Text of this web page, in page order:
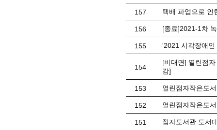
157 택배 파업으로 인
156 [종료]2021-1차
155 '2021 시각장애
154
[비대면] 열린점
감]
153 열린점자작은도
152 열린점자작은도
151 점자도서관 도서